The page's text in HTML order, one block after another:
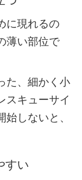
に現れるの
薄い部位で
た、細かく小
スキューサイ
しないと、
すい